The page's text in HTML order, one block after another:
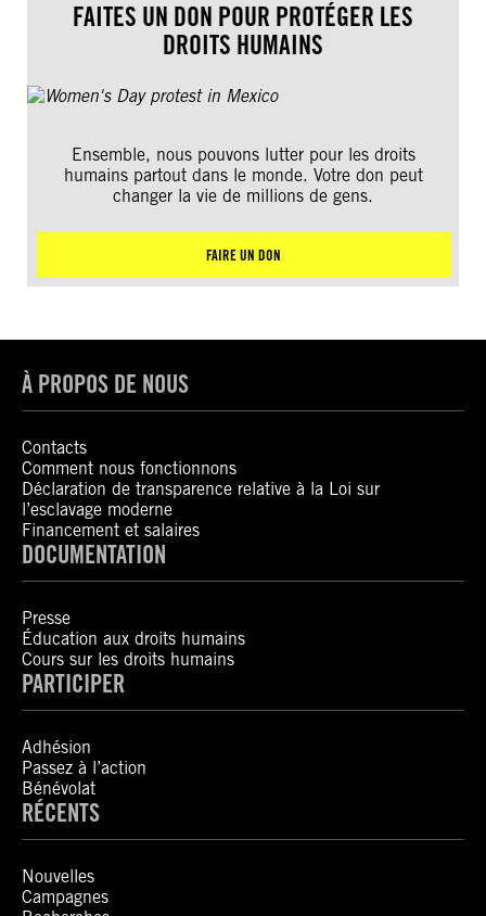
FAITES UN DON POUR PROTÉGER LES
DROITS HUMAINS
Ensemble, nous pouvons lutter pour les droits
humains partout dans le monde. Votre don peut
changer la vie de millions de gens.
FAIRE UN DON
À PROPOS DE NOUS
Contacts
Comment nous fonctionnons
Déclaration de transparence relative à la Loi sur
l’esclavage moderne
Financement et salaires
DOCUMENTATION
Presse
Éducation aux droits humains
Cours sur les droits humains
PARTICIPER
Adhésion
Passez à l’action
Bénévolat
RÉCENTS
Nouvelles
Campagnes